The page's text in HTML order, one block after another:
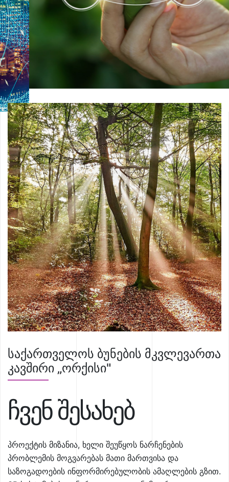
საქართველოს ბუნების მკვლევართა
კავშირი „ორქისი"
ჩვენ შესახებ
პროექტის მიზანია, ხელი შეუწყოს ნარჩენების
პრობლემის მოგვარებას მათი მართვისა და
საზოგადოების ინფორმირებულობის ამაღლების გზით.